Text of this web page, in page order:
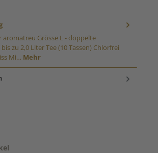
Grösse L - doppelte
zu 2,0 Liter Tee (10 Tassen) Chlorfrei
Mi… Mehr
überspringen